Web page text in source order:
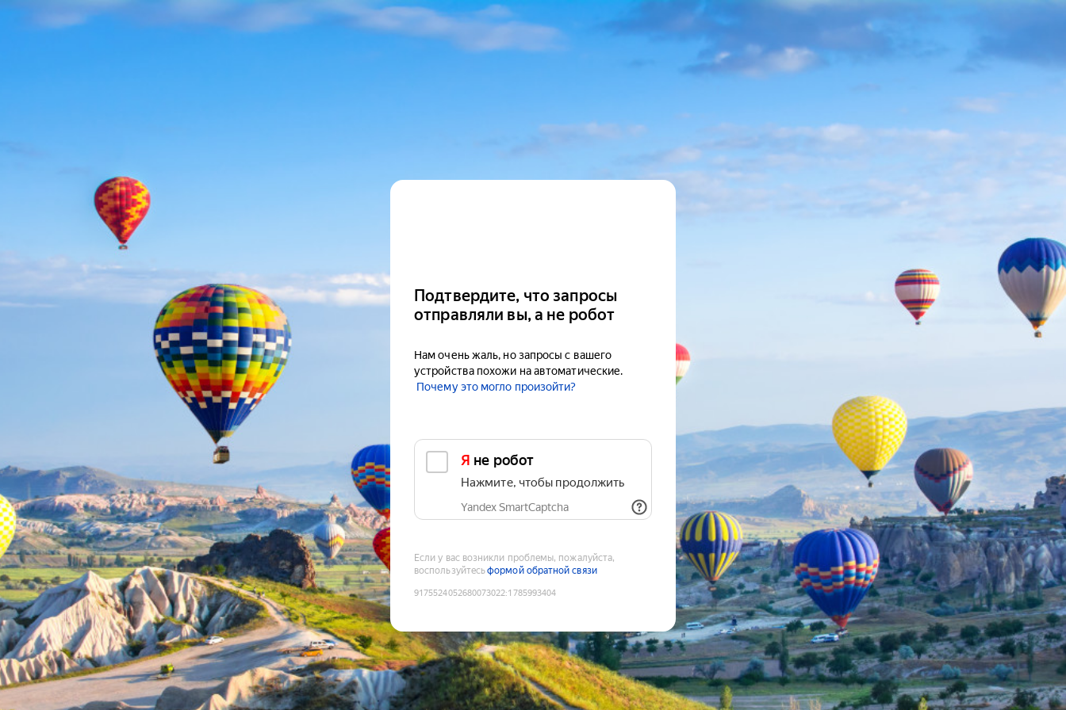
Подтвердите, что запросы
отправляли вы, а не робот
Нам очень жаль, но запросы с вашего
устройства похожи на автоматические.
Почему это могло произойти?
Я не робот
Нажмите, чтобы продолжить
Yandex SmartCaptcha
Если у вас возникли проблемы, пожалуйста,
воспользуйтесьформой обратной связи
9175524052680073022:1785993404